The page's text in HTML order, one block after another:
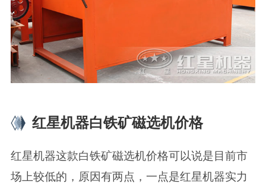
红星机器白铁矿磁选机价格
红星机器这款白铁矿磁选机价格可以说是目前市
场上较低的，原因有两点，一点是红星机器实力